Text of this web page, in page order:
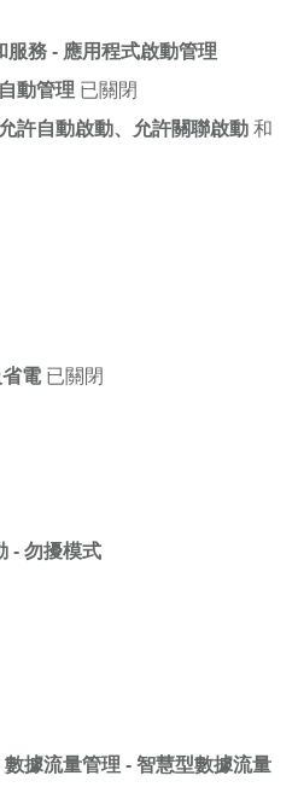
服務 - 應用程式啟動管理
自動管理 已關閉
允許自動啟動、允許關聯啟動
電 已關閉
- 勿擾模式
據流量管理 - 智慧型數據流量